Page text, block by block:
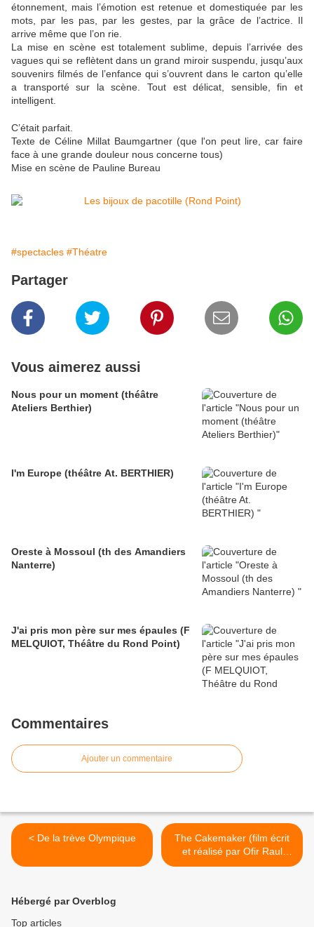
étonnement, mais l’émotion est retenue et domestiquée par les
mots, par les pas, par les gestes, par la grâce de l’actrice. Il
arrive même que l’on rie.
La mise en scène est totalement sublime, depuis l’arrivée des
vagues qui se reflètent dans un grand miroir suspendu, jusqu’aux
souvenirs filmés de l’enfance qui s’ouvrent dans le carton qu’elle
a transporté sur la scène. Tout est délicat, sensible, fin et
intelligent.
C’était parfait.
Texte de Céline Millat Baumgartner (que l'on peut lire, car faire
face à une grande douleur nous concerne tous)
Mise en scène de Pauline Bureau
#spectacles #Théatre
Partager
Vous aimerez aussi
Nous pour un moment (théâtre
Ateliers Berthier)
I'm Europe (théâtre At. BERTHIER)
Oreste à Mossoul (th des Amandiers
Nanterre)
J'ai pris mon père sur mes épaules (F
MELQUIOT, Théâtre du Rond Point)
Commentaires
Ajouter un commentaire
< De la trève Olympique
The Cakemaker (film écrit
et réalisé par Ofir Raul
Graizer) >
Hébergé par Overblog
Top articles